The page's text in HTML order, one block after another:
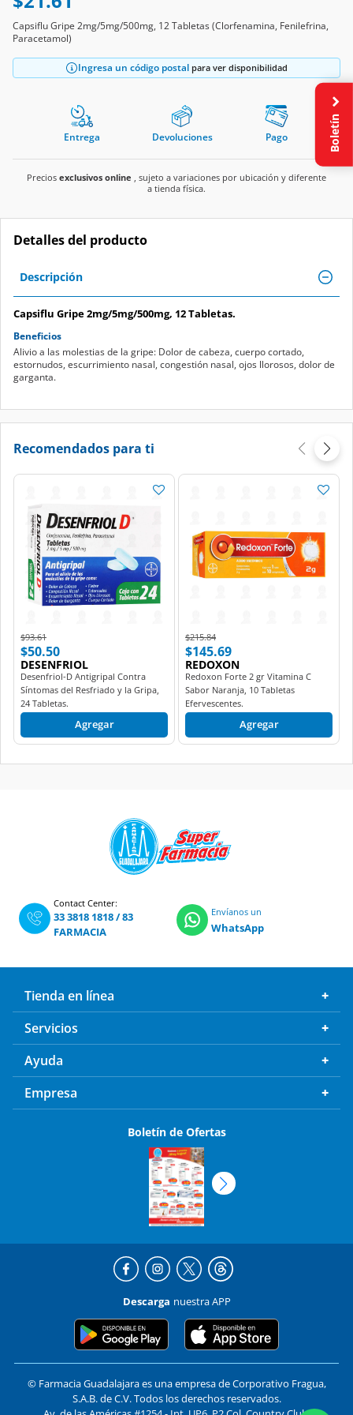
Capsiflu Gripe 2mg/5mg/500mg, 12 Tabletas (Clorfenamina, Fenilefrina,
Paracetamol)
Ingresa un código postal para ver disponibilidad
Entrega Devoluciones Pago
Precios exclusivos online , sujeto a variaciones por ubicación y diferente
a tienda física.
Detalles del producto
Descripción
Capsiflu Gripe 2mg/5mg/500mg, 12 Tabletas.
Beneficios
Alivio a las molestias de la gripe: Dolor de cabeza, cuerpo cortado,
estornudos, escurrimiento nasal, congestión nasal, ojos llorosos, dolor de
garganta.
Recomendados para ti
Price reduced from
$93.61to
$50.50
DESENFRIOL
Desenfriol-D Antigripal Contra
Síntomas del Resfriado y la Gripa,
24 Tabletas.
Agregar
Price reduced from
$215.84to
$145.69
REDOXON
Redoxon Forte 2 gr Vitamina C
Sabor Naranja, 10 Tabletas
Efervescentes.
Agregar
Contact Center:
33 3818 1818/83
FARMACIA
Envíanos un
WhatsApp
Tienda en línea
Servicios
Ayuda
Empresa
Boletín de Ofertas
Descarga nuestra APP
© Farmacia Guadalajara es una empresa de Corporativo Fragua,
S.A.B. de C.V. Todos los derechos reservados.
Boletín